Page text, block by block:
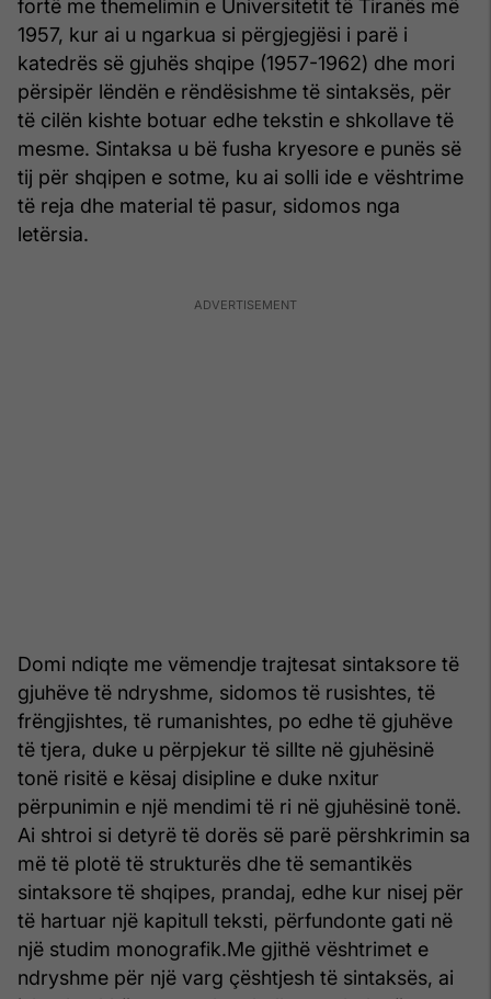
fortë me themelimin e Universitetit të Tiranës më
1957, kur ai u ngarkua si përgjegjësi i parë i
katedrës së gjuhës shqipe (1957-1962) dhe mori
përsipër lëndën e rëndësishme të sintaksës, për
të cilën kishte botuar edhe tekstin e shkollave të
mesme. Sintaksa u bë fusha kryesore e punës së
tij për shqipen e sotme, ku ai solli ide e vështrime
të reja dhe material të pasur, sidomos nga
letërsia.
Domi ndiqte me vëmendje trajtesat sintaksore të
gjuhëve të ndryshme, sidomos të rusishtes, të
frëngjishtes, të rumanishtes, po edhe të gjuhëve
të tjera, duke u përpjekur të sillte në gjuhësinë
tonë risitë e kësaj disipline e duke nxitur
përpunimin e një mendimi të ri në gjuhësinë tonë.
Ai shtroi si detyrë të dorës së parë përshkrimin sa
më të plotë të strukturës dhe të semantikës
sintaksore të shqipes, prandaj, edhe kur nisej për
të hartuar një kapitull teksti, përfundonte gati në
një studim monografik.Me gjithë vështrimet e
ndryshme për një varg çështjesh të sintaksës, ai